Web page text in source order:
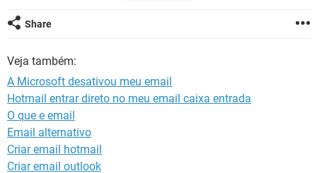
alguem sabe a quem eu posso recorrer para reativar meu
por conta disso perdi tambem meu endereço do skype.
se alguem tiver alguma dica eu fico muito feliz!!
Share
Veja também:
A Microsoft desativou meu email
Hotmail entrar direto no meu email caixa entrada
O que e email
Email alternativo
Criar email hotmail
Criar email outlook